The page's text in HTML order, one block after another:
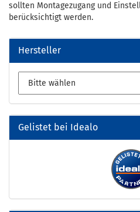
sollten Montagezugang und
berücksichtigt werden.
Hersteller
Gelistet bei Idealo